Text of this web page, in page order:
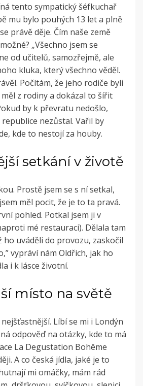
tento sympatický šéfkuchař
mu bylo pouhých 13 let a plně
právě děje. Čím naše země
„Všechno jsem se
od učitelů, samozřejmě, ale
kluka, který všechno věděl.
Počítám, že jeho rodiče byli
z rodiny a dokázal to šířit
by k převratu nedošlo,
republice nezůstal. Vařil by
kde to nestojí za houby.
setkání v životě
Prostě jsem se s ní setkal,
měl pocit, že je to ta pravá.
pohled. Potkal jsem ji v
mé restauraci). Dělala tam
ho uváděli do provozu, zaskočil
vypráví nám Oldřich, jak ho
i k lásce životní.
místo na světě
nejšťastnější. Líbí se mi i Londýn
odpověď na otázky, kde to má
La Degustation Bohême
A co česká jídla, jaké je to
mi omáčky, mám rád